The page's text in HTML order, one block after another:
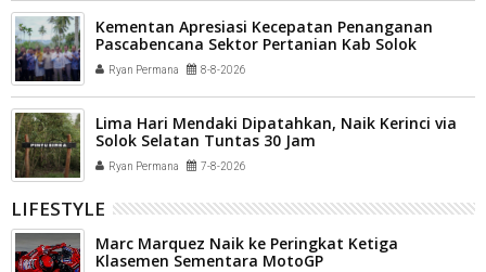
Kementan Apresiasi Kecepatan Penanganan
Pascabencana Sektor Pertanian Kab Solok
Ryan Permana 8-8-2026
Lima Hari Mendaki Dipatahkan, Naik Kerinci via
Solok Selatan Tuntas 30 Jam
Ryan Permana 7-8-2026
LIFESTYLE
Marc Marquez Naik ke Peringkat Ketiga
Klasemen Sementara MotoGP